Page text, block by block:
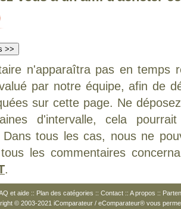
n'apparaîtra pas en temps
par notre équipe, afin de
sur cette page. Ne
d'intervalle, cela
Dans tous les cas, nous ne
les commentaires
.
et aide :: Plan des catégories :: Contact :: A propos ::
© 2003-2021 iComparateur / eComparateur® vous